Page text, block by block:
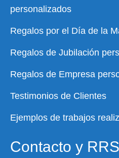
personalizados
Regalos por el Día de la
Regalos de Jubilación
Regalos de Empresa
Testimonios de Clientes
Ejemplos de trabajos
Contacto y